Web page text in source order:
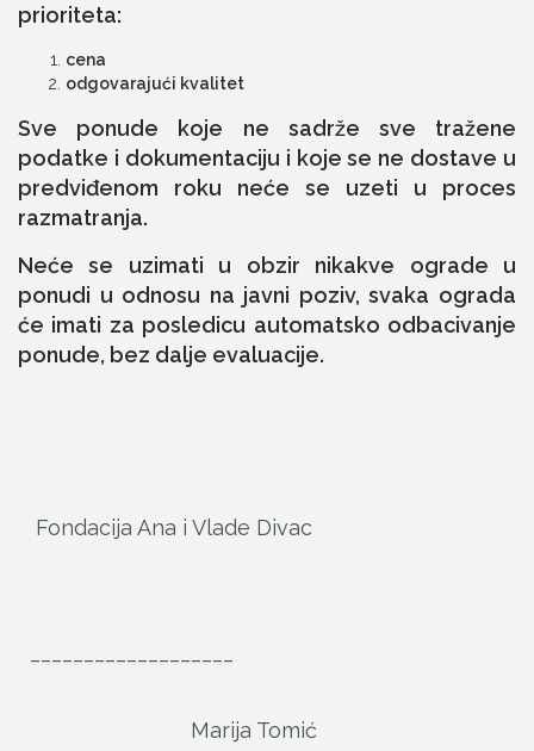
prioriteta:
cena
odgovarajući kvalitet
Sve ponude koje ne sadrže sve tražene
podatke i dokumentaciju i koje se ne dostave u
predviđenom roku neće se uzeti u proces
razmatranja.
Neće se uzimati u obzir nikakve ograde u
ponudi u odnosu na javni poziv, svaka ograda
će imati za posledicu automatsko odbacivanje
ponude, bez dalje evaluacije.
Fondacija Ana i Vlade Divac
Marija Tomić